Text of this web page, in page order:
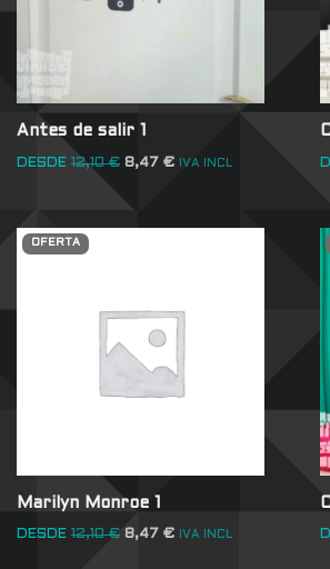
Antes de salir 1
DESDE 12,10€ 8,47 € IVA INCL
OFERTA
Marilyn Monroe 1
DESDE 12,10€ 8,47 € IVA INCL